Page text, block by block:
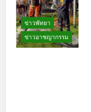
ข่าวพัทยา
ข่าวอาชญากรรม